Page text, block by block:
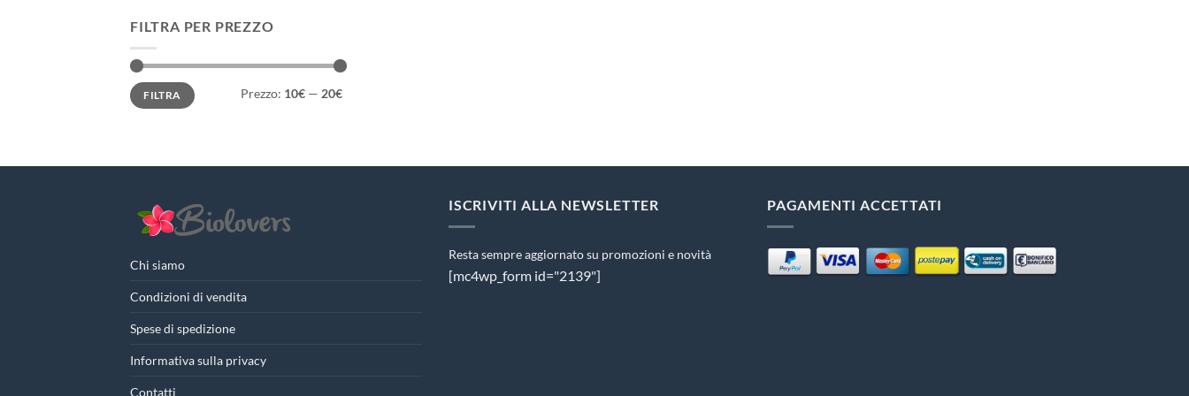
FILTRA PER PREZZO
Prezzo
Min
Prezzo
MaxFILTRA Prezzo: 10€ — 20€
Chi siamo
Condizioni di vendita
Spese di spedizione
Informativa sulla privacy
Contatti
ISCRIVITI ALLA NEWSLETTER
Resta sempre aggiornato su promozioni e novità
[mc4wp_form id="2139"]
PAGAMENTI ACCETTATI